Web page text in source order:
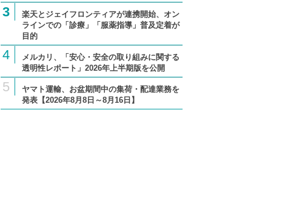
3
楽天とジェイフロンティアが連携開始、オン
ラインでの「診療」「服薬指導」普及定着が
目的
4
メルカリ、「安心・安全の取り組みに関する
透明性レポート」2026年上半期版を公開
5
ヤマト運輸、お盆期間中の集荷・配達業務を
発表【2026年8月8日～8月16日】